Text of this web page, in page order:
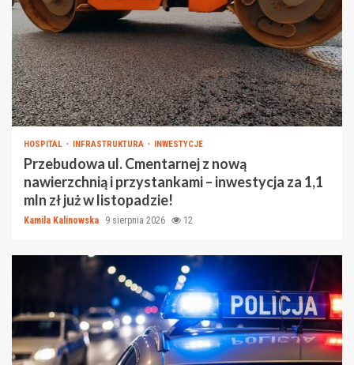
HOSPITAL INFRASTRUKTURA INWESTYCJE
Przebudowa ul. Cmentarnej z nową
nawierzchnią i przystankami – inwestycja za 1,1
mln zł już w listopadzie!
Kamila Kalinowska 9 sierpnia 2026 12